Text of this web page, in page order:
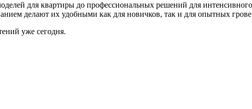
для квартиры до профессиональных решений для
делают их удобными как для новичков, так и для опытных
уже сегодня.